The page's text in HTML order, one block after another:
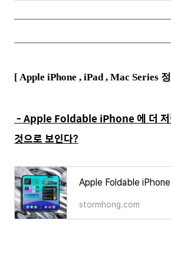
[ Apple iPhone , iPad , Mac Series
- Apple Foldable iPhone 에 더 저
것으로 보인다?
stormhong.com